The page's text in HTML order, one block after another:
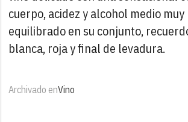
cuerpo, acidez y alcohol medio muy
equilibrado en su conjunto,
blanca, roja y final de levadura.
Archivado enVino